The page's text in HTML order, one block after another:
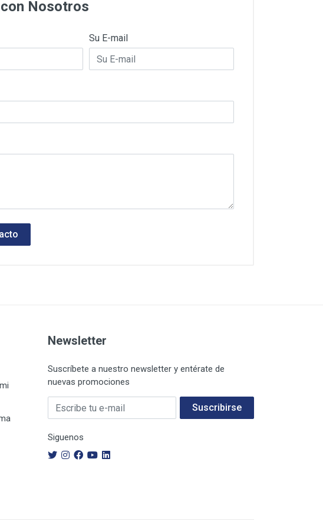
Nosotros
Su E-mail
Newsletter
Suscríbete a nuestro newsletter y entérate de
nuevas promociones
Su E-mail Suscribirse
Siguenos